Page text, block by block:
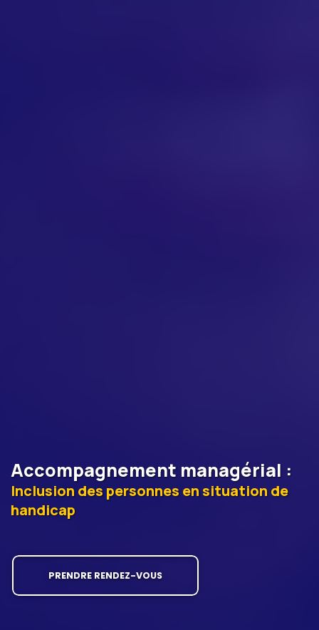
Accompagnement managérial :
Inclusion des personnes en situation de
handicap
PRENDRE RENDEZ-VOUS